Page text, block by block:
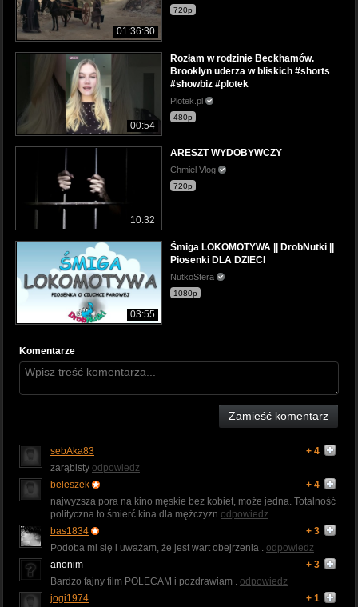
01:36:30
720p
00:54
Rozłam w rodzinie Beckhamów.
Brooklyn uderza w bliskich #shorts
#showbiz #plotek
Plotek.pl
480p
10:32
ARESZT WYDOBYWCZY
Chmiel Vlog
720p
03:55
Śmiga LOKOMOTYWA || DrobNutki ||
Piosenki DLA DZIECI
NutkoSfera
1080p
Komentarze
Zamieść komentarz
sebAka83
+ 4
zarąbisty odpowiedz
beleszek
+ 4
najwyzsza pora na kino męskie bez kobiet, może jedna. Totalność
polityczna to śmierć kina dla mężczyzn odpowiedz
bas1834
+ 3
Podoba mi się i uważam, że jest wart obejrzenia . odpowiedz
anonim
+ 3
Bardzo fajny film POLECAM i pozdrawiam . odpowiedz
jogi1974
+ 1